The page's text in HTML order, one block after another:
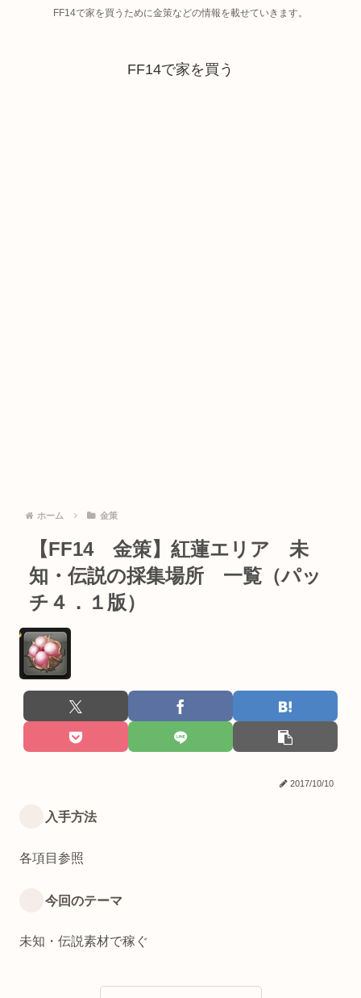
FF14で家を買うために金策などの情報を載せていきます。
FF14で家を買う
ホーム 金策
【FF14 金策】紅蓮エリア 未
知・伝説の採集場所 一覧（パッ
チ４．１版）
2017/10/10
入手方法
各項目参照
今回のテーマ
未知・伝説素材で稼ぐ